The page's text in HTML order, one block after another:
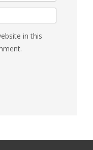
in this